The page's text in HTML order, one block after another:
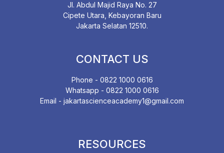
Jl. Abdul Majid Raya No. 27
Cipete Utara, Kebayoran Baru
Jakarta Selatan 12510.
CONTACT US
Phone - 0822 1000 0616
Whatsapp - 0822 1000 0616
Email - jakartascienceacademy1@gmail.com
RESOURCES